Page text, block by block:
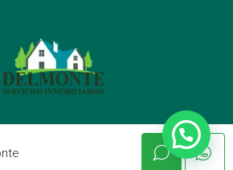
2022 - Todos los derechos reservados